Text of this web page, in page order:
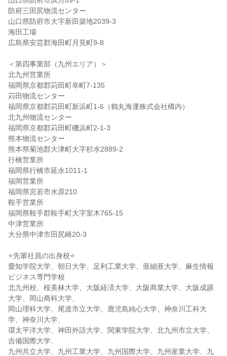
防府三田尻物流センター
山口県防府市大字新田築地2039-3
海田工場
広島県安芸郡海田町月見町9-8
＜第四事業部（九州エリア）＞
北九州営業所
福岡県京都郡苅田町幸町7-135
苅田物流センター
福岡県京都郡苅田町新浜町1-6（鶴丸海運株式会社構内）
北九州物流センター
福岡県京都郡苅田町磯浜町2-1-3
熊本物流センター
熊本県菊池郡大津町大字杉水2889-2
行橋営業所
福岡県行橋市延永1011-1
福岡営業所
福岡県宮若市水原210
鞍手営業所
福岡県鞍手郡鞍手町大字室木765-15
中津営業所
大分県中津市田尻崎20-3
⭐先輩社員の出身校⭐
愛知学院大学、朝日大学、足利工業大学、亜細亜大学、麻生情報
ビジネス専門学校
北九州校、桜美林大学、大阪経済大学、大阪商業大学、大阪成蹊
大学、岡山商科大学、
岡山理科大学、尾道市立大学、鹿児島純心大学、神奈川工科大
学、神奈川大学、
環太平洋大学、神田外語大学、関東学院大学、北九州市立大学、
吉備国際大学、
九州共立大学、九州工業大学、九州国際大学、九州産業大学、九